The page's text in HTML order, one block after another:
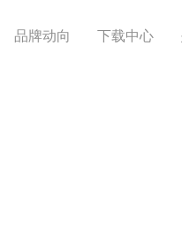
品牌动向 下载中心